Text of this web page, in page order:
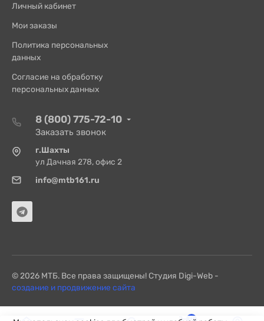
Личный кабинет
Мои заказы
Политика персональных
данных
Согласие на обработку
персональных данных
8 (800) 775-72-10
Заказать звонок
г.Шахты
ул Дачная 278, офис 2
info@mtb161.ru
© 2026 МТБ. Все права защищены! Студия Digi-Web -
создание и продвижение сайта
0